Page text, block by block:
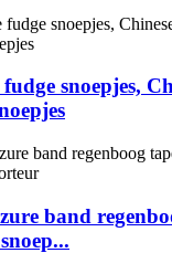
snoepjes,
band